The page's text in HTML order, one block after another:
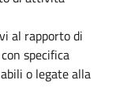
al rapporto di
specifica
o legate alla